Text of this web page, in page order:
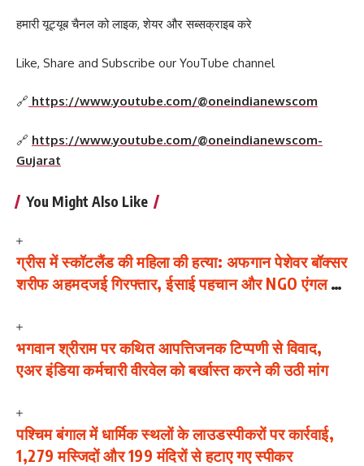
हमारी यूट्यूब चैनल को लाइक, शेयर और सब्सक्राइब करे
Like, Share and Subscribe our YouTube channel
🔗 https://www.youtube.com/@oneindianewscom
🔗 https://www.youtube.com/@oneindianewscom-
Gujarat
You Might Also Like
ग्रीस में स्कॉटलैंड की महिला की हत्या: अफगान पेशेवर बॉक्सर
शरीफ अहमदजई गिरफ्तार, ईसाई पहचान और NGO एंगल की
भगवान श्रीराम पर कथित आपत्तिजनक टिप्पणी से विवाद,
एअर इंडिया कर्मचारी वीरवेल को बर्खास्त करने की उठी मांग
पश्चिम बंगाल में धार्मिक स्थलों के लाउडस्पीकरों पर कार्रवाई,
1,279 मस्जिदों और 199 मंदिरों से हटाए गए स्पीकर